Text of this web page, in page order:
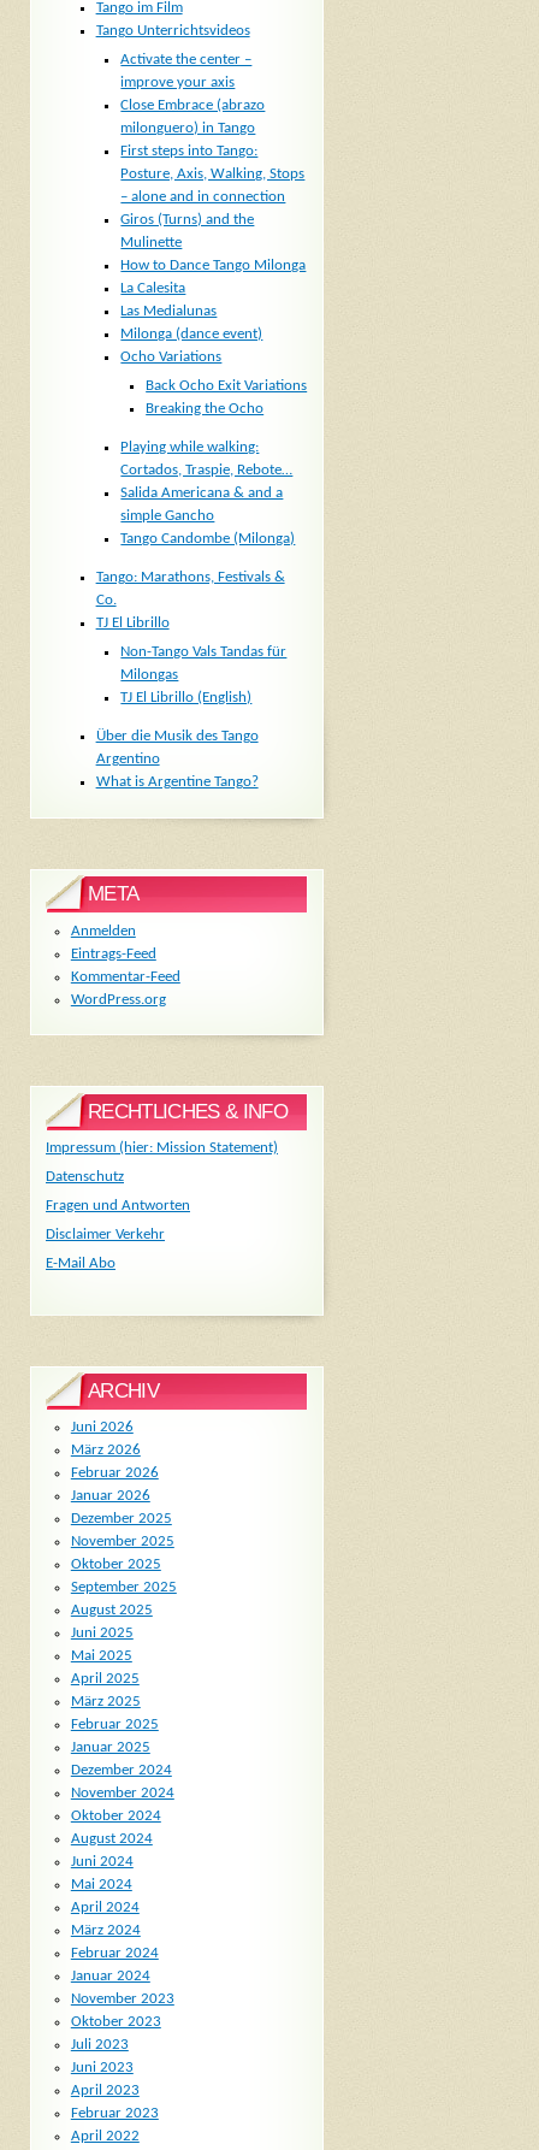
Tango im Film
Tango Unterrichtsvideos
Activate the center –
improve your axis
Close Embrace (abrazo
milonguero) in Tango
First steps into Tango:
Posture, Axis, Walking, Stops
– alone and in connection
Giros (Turns) and the
Mulinette
How to Dance Tango Milonga
La Calesita
Las Medialunas
Milonga (dance event)
Ocho Variations
Back Ocho Exit Variations
Breaking the Ocho
Playing while walking:
Cortados, Traspie, Rebote…
Salida Americana & and a
simple Gancho
Tango Candombe (Milonga)
Tango: Marathons, Festivals &
Co.
TJ El Librillo
Non-Tango Vals Tandas für
Milongas
TJ El Librillo (English)
Über die Musik des Tango
Argentino
What is Argentine Tango?
META
Anmelden
Eintrags-Feed
Kommentar-Feed
WordPress.org
RECHTLICHES & INFO
Impressum (hier: Mission Statement)
Datenschutz
Fragen und Antworten
Disclaimer Verkehr
E-Mail Abo
ARCHIV
Juni 2026
März 2026
Februar 2026
Januar 2026
Dezember 2025
November 2025
Oktober 2025
September 2025
August 2025
Juni 2025
Mai 2025
April 2025
März 2025
Februar 2025
Januar 2025
Dezember 2024
November 2024
Oktober 2024
August 2024
Juni 2024
Mai 2024
April 2024
März 2024
Februar 2024
Januar 2024
November 2023
Oktober 2023
Juli 2023
Juni 2023
April 2023
Februar 2023
April 2022